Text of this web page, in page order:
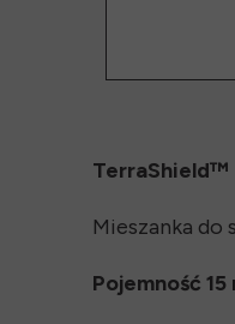
TerraShield™
Mieszanka do
Pojemność 15